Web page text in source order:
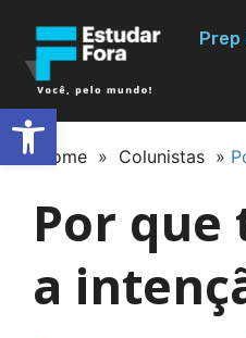
Prep
Home » Colunistas »
Por que
a
Abrir a barra de ferramentas